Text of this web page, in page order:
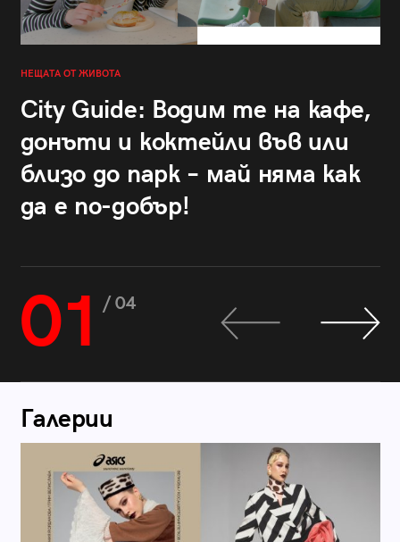
НЕЩАТА ОТ ЖИВОТА
City Guide: Водим те на кафе,
донъти и коктейли във или
близо до парк – май няма как
да е по-добър!
01 / 04
Галерии